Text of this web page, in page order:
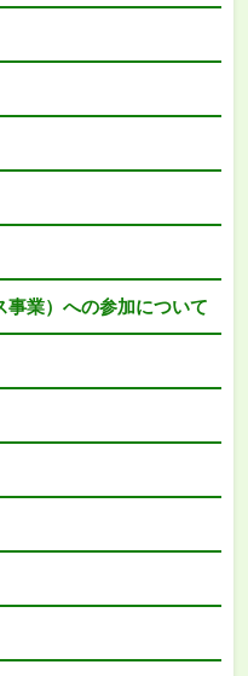
事業）への参加について